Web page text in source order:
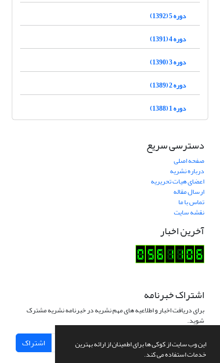
این وب سایت از کوکی ها برای اطمینان از ارائه بهترین
خدمات استفاده می کند.
دوره 5 (1392)
دوره 4 (1391)
دوره 3 (1390)
دوره 2 (1389)
دوره 1 (1388)
دسترسی سریع
صفحه اصلی
درباره نشریه
اعضای هیات تحریریه
ارسال مقاله
تماس با ما
نقشه سایت
آخرین اخبار
اشتراک خبرنامه
برای دریافت اخبار و اطلاعیه های مهم نشریه در خبرنامه نشریه مشترک
شوید.
اشتراک